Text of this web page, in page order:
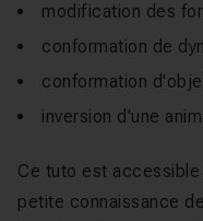
modification des
conformation de
conformation
inversion d'une
Ce tuto est
petite connaissance